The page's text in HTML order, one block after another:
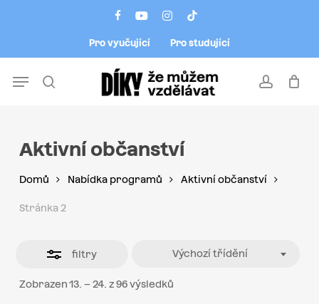
facebookyoutubeinstagram
tiktok
Pro vyučující Pro studující
account
Menu
Aktivní občanství
Domů Nabídka programů Aktivní občanství
Stránka 2
filtry
Zobrazen 13. – 24. z 96 výsledků
Výchozí třídění